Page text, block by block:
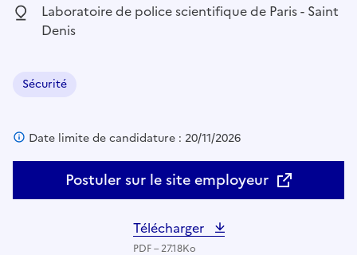
Localisation :
Laboratoire de police scientifique de Paris - Saint
Denis
Domaine :
Sécurité
Postuler sur le site employeur
Date limite de candidature : 20/11/2026
Télécharger
PDF – 27.18Ko